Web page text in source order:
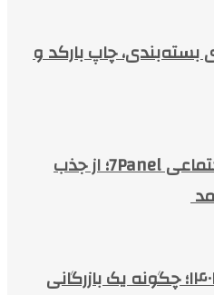
بسته‌بندی، چاپ بارکد و
خدمات شبکه‌های اجتماعی 7Panel؛ از جذب
آراد برندینگ در سال ۱۴۰۴؛ چگونه یک بازرگانی